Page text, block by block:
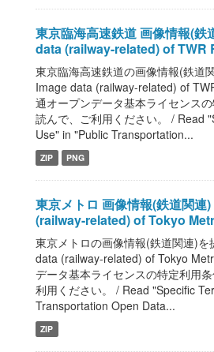
東京臨海高速鉄道 画像情報(鉄
data (railway-related) of TWR
東京臨海高速鉄道の画像情報(鉄道
Image data (railway-related) of
通オープンデータ基本ライセンス
読んで、ご利用ください。 / Read
Use" in "Public Transportation...
ZIP PNG
東京メトロ 画像情報(鉄道関連
(railway-related) of Tokyo
東京メトロの画像情報(鉄道関連)
data (railway-related) of Tokyo
データ基本ライセンスの特定利用
利用ください。 / Read "Specific
Transportation Open Data...
ZIP